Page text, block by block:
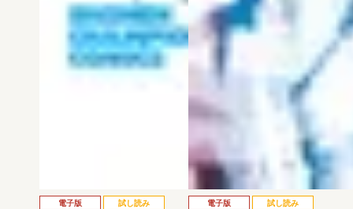
電子版 試し読み 電子版 試し読み